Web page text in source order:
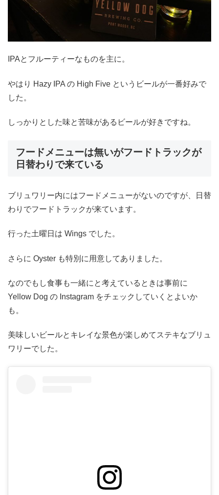
IPAとフルーティーなものを主に。
やはり Hazy IPA の High Five というビールが一番好みで
した。
しっかりとした味と苦味があるビールが好きですね。
フードメニューは無いがフードトラックが
日替わりで来ている
ブリュワリー内にはフードメニューがないのですが、日替
わりでフードトラックが来ています。
行った土曜日は Wings でした。
さらに Oyster も特別に用意してありました。
なのでもし食事も一緒にと考えているときは事前に
Yellow Dog の Instagram をチェックしていくとよいか
も。
美味しいビールとキレイな景色が楽しめてステキなブリュ
ワリーでした。